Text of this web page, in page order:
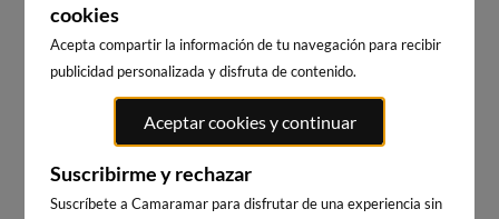
WEBCAMS CERCANAS
cookies
Acepta compartir la información de tu navegación para recibir
publicidad personalizada y disfruta de contenido.
Aceptar cookies y continuar
Suscribirme y rechazar
Suscríbete a Camaramar para disfrutar de una experiencia sin